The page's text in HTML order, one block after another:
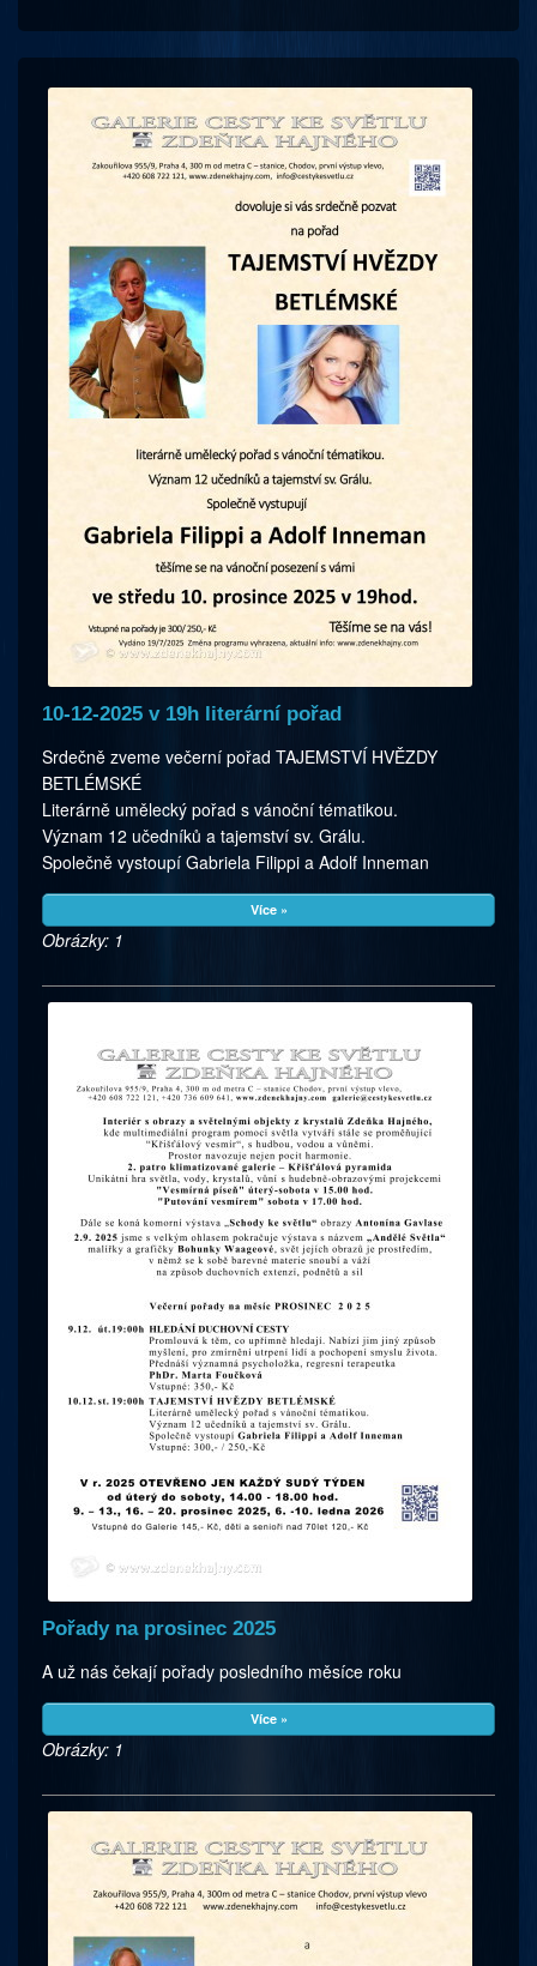
10-12-2025 v 19h literární pořad
Srdečně zveme večerní pořad TAJEMSTVÍ HVĚZDY
BETLÉMSKÉ
Literárně umělecký pořad s vánoční tématikou.
Význam 12 učedníků a tajemství sv. Grálu.
Společně vystoupí Gabriela Filippi a Adolf Inneman
Více »
Obrázky: 1
Pořady na prosinec 2025
A už nás čekají pořady posledního měsíce roku
Více »
Obrázky: 1